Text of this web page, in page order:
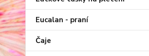
Eucalan - praní
Čaje